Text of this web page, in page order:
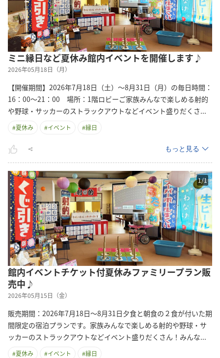
ミニ縁日など夏休み館内イベントを開催します♪
2026年05月18日（月）
【開催期間】2026年7月18日（土）～8月31日（月）の毎日時間：
16：00～21：00 場所：1階ロビーご家族みんなで楽しめる射的
や野球・サッカーのストラックアウトなどイベント盛りだく さ...
#夏休み #イベント #縁日
もっと見る
1/1
館内イベントチケット付夏休みファミリープラン販
売中♪
2026年05月15日（金）
販売期間：2026年7月18日～8月31日夕食と朝食の２食が付いた期
間限定の宿泊プランです。家族みんなで楽しめる射的や野球・サ
ッカーのストラックアウトなどイベント盛りだくさん！みんな...
#夏休み #イベント #縁日